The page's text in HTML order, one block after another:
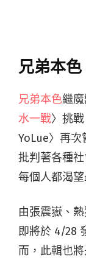
兄弟本色
兄弟本色繼
水一戰〉挑
YoLue〉再次
批判著各種
每個人都渴
由張震嶽、熱
即將於 4/28
而，此輯也